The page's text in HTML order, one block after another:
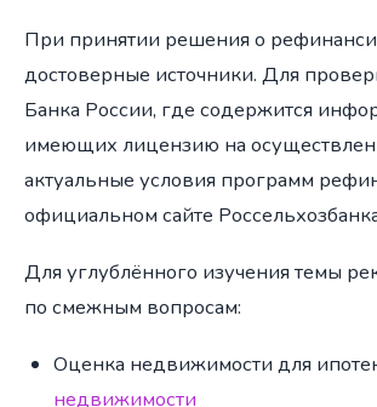
При принятии решения о
достоверные источники. Для
Банка России, где содержится
имеющих лицензию на
актуальные условия программ
официальном сайте
Для углублённого изучения темы
по смежным вопросам:
Оценка недвижимости для
недвижимости